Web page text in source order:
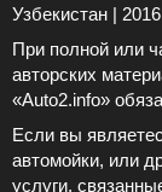
Узбекистан |
При полной или
авторских
«Auto2.info»
Если вы
автомойки, или
услуги,